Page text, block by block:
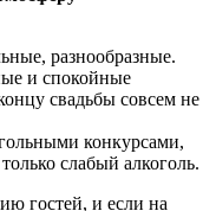
разнообразные.
и спокойные
свадьбы совсем не
конкурсами,
слабый алкоголь.
гостей, и если на